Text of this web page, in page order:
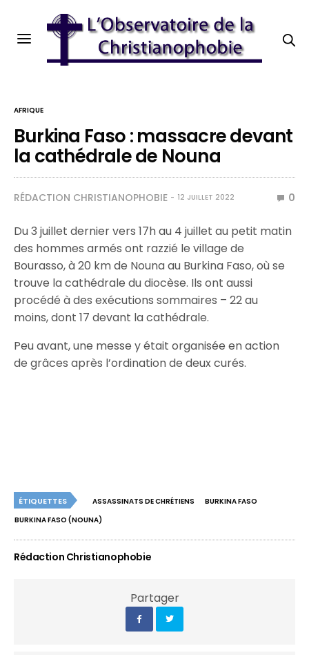
AFRIQUE
Burkina Faso : massacre devant
la cathédrale de Nouna
RÉDACTION CHRISTIANOPHOBIE 12 JUILLET 2022 0
Du 3 juillet dernier vers 17h au 4 juillet au petit matin
des hommes armés ont razzié le village de
Bourasso, à 20 km de Nouna au Burkina Faso, où se
trouve la cathédrale du diocèse. Ils ont aussi
procédé à des exécutions sommaires – 22 au
moins, dont 17 devant la cathédrale.
Peu avant, une messe y était organisée en action
de grâces après l’ordination de deux curés.
ÉTIQUETTES ASSASSINATS DE CHRÉTIENS
BURKINA FASO
BURKINA FASO (NOUNA)
Rédaction Christianophobie
Partager